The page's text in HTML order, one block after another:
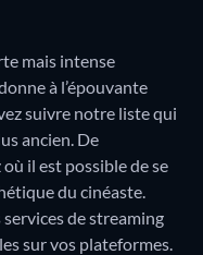
mais intense
à l’épouvante
suivre notre liste qui
ancien. De
il est possible de se
du cinéaste.
de streaming
sur vos plateformes.